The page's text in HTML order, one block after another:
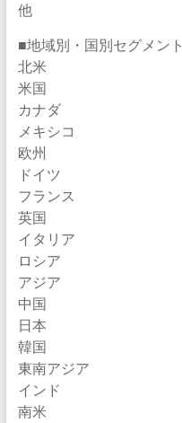
他
■地域別・国別セグメント
北米
米国
カナダ
メキシコ
欧州
ドイツ
フランス
英国
イタリア
ロシア
アジア
中国
日本
韓国
東南アジア
インド
南米